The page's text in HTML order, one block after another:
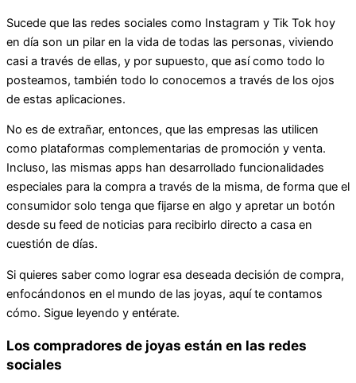
Sucede que las redes sociales como Instagram y Tik Tok hoy
en día son un pilar en la vida de todas las personas, viviendo
casi a través de ellas, y por supuesto, que así como todo lo
posteamos, también todo lo conocemos a través de los ojos
de estas aplicaciones.
No es de extrañar, entonces, que las empresas las utilicen
como plataformas complementarias de promoción y venta.
Incluso, las mismas apps han desarrollado funcionalidades
especiales para la compra a través de la misma, de forma que el
consumidor solo tenga que fijarse en algo y apretar un botón
desde su feed de noticias para recibirlo directo a casa en
cuestión de días.
Si quieres saber como lograr esa deseada decisión de compra,
enfocándonos en el mundo de las joyas, aquí te contamos
cómo. Sigue leyendo y entérate.
Los compradores de joyas están en las redes
sociales